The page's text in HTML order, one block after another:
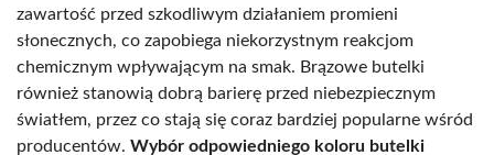
zawartość przed szkodliwym działaniem promieni
słonecznych, co zapobiega niekorzystnym reakcjom
chemicznym wpływającym na smak. Brązowe butelki
również stanowią dobrą barierę przed niebezpiecznym
światłem, przez co stają się coraz bardziej popularne wśród
producentów. Wybór odpowiedniego koloru butelki